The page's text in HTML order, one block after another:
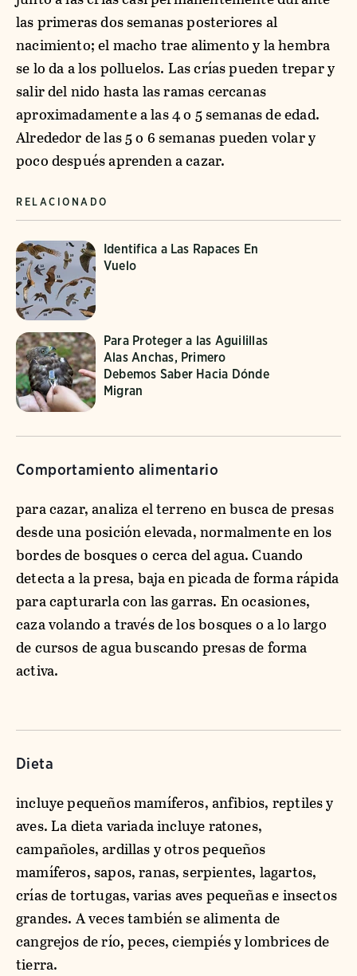
las primeras dos semanas posteriores al
nacimiento; el macho trae alimento y la hembra
se lo da a los polluelos. Las crías pueden trepar y
salir del nido hasta las ramas cercanas
aproximadamente a las 4 o 5 semanas de edad.
Alrededor de las 5 o 6 semanas pueden volar y
poco después aprenden a cazar.
RELACIONADO
Identifica a Las Rapaces En
Vuelo
Para Proteger a las Aguilillas
Alas Anchas, Primero
Debemos Saber Hacia Dónde
Migran
Comportamiento alimentario
para cazar, analiza el terreno en busca de presas
desde una posición elevada, normalmente en los
bordes de bosques o cerca del agua. Cuando
detecta a la presa, baja en picada de forma rápida
para capturarla con las garras. En ocasiones,
caza volando a través de los bosques o a lo largo
de cursos de agua buscando presas de forma
activa.
Dieta
incluye pequeños mamíferos, anfibios, reptiles y
aves. La dieta variada incluye ratones,
campañoles, ardillas y otros pequeños
mamíferos, sapos, ranas, serpientes, lagartos,
crías de tortugas, varias aves pequeñas e insectos
grandes. A veces también se alimenta de
cangrejos de río, peces, ciempiés y lombrices de
tierra.